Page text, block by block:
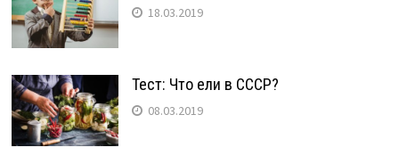
18.03.2019
Тест: Что ели в СССР?
08.03.2019